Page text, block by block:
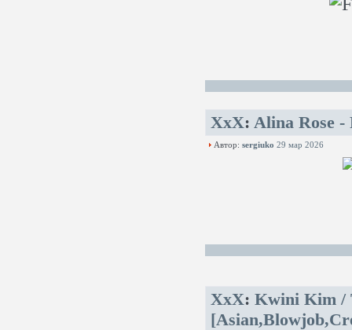
XxX: Alina Rose -
Автор: sergiuko 29 мар 2026
XxX: Kwini Kim /